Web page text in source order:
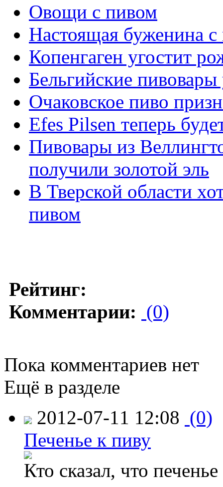
Овощи с пивом
Настоящая буженина
Копенгаген угостит
Бельгийские
Очаковское пиво
Efes Pilsen теперь
Пивовары из
получили золотой эль
В Тверской области
пивом
Рейтинг:
Комментарии: (0)
Пока комментариев нет
Ещё в разделе
2012-07-11 12:08 (0)
Печенье к пиву
Кто сказал, что